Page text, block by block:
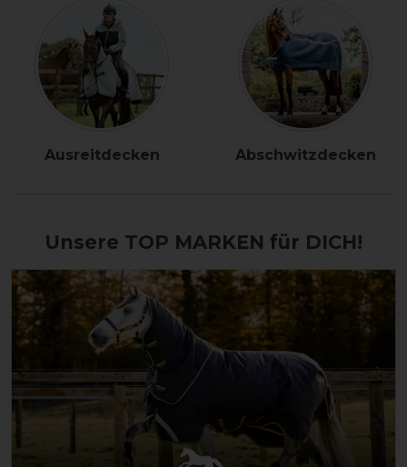
Ausreitdecken Abschwitzdecken
Unsere TOP MARKEN für DICH!